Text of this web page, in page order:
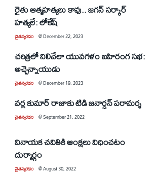
రైతు ఆత్మహత్యలు కావు.. జగన్‌ సర్కార్‌
హత్యలే: లోకేష్‌
చైతన్యరధం @December 22, 2023
చరిత్రలో నిలిచేలా యువగళం బహిరంగ సభ:
అచ్చెన్నాయుడు
చైతన్యరధం @December 19, 2023
వర్ల కుమార్‌ రాజాకు టిడి జనార్దన్‌ పరామర్శ
చైతన్యరధం @September 21, 2022
వినాయక చవితికి ఆంక్షలు విధించటం
దుర్మార్గం
చైతన్యరధం @August 30, 2022